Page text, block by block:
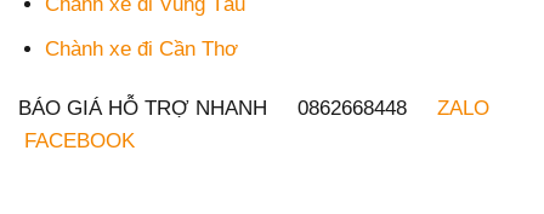
Chành xe đi Cần Thơ
BÁO GIÁ HỖ TRỢ NHANH 0862668448 ZALO
FACEBOOK